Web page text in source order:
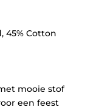
45% Cotton
mooie stof
een feest